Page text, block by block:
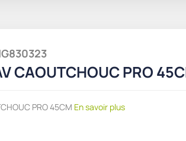
CAOUTCHOUC PRO
PRO 45CM En savoir plus